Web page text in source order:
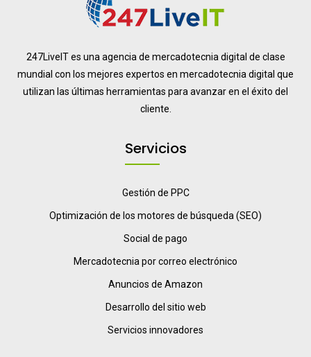
247LiveIT es una agencia de mercadotecnia digital de clase
mundial con los mejores expertos en mercadotecnia digital que
utilizan las últimas herramientas para avanzar en el éxito del
cliente.
Servicios
Gestión de PPC
Optimización de los motores de búsqueda (SEO)
Social de pago
Mercadotecnia por correo electrónico
Anuncios de Amazon
Desarrollo del sitio web
Servicios innovadores